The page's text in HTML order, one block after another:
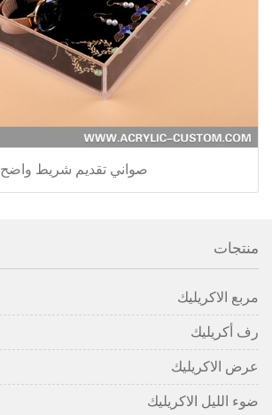
صواني تقديم شريط واضح
منتجات
مربع الاكريليك
رف أكريليك
عرض الاكريليك
ضوء الليل الاكريليك